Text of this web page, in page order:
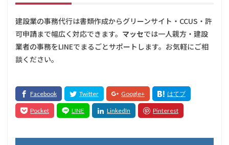
まと
め｜
建設
業の
事務
にま
るご
とお
任せ
建設業の事務代行は書類作成からグリーンサイト・CCUS・許
可申請まで幅広く対応できます。 マッセでは一人親方・建設
業者の事務をLINEでまるごとサポートします。お気軽にご相
談ください。